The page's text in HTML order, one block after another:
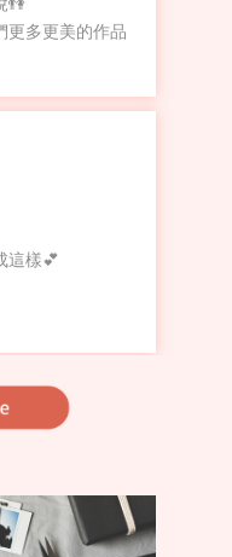
👫
更多更美的作品
這樣💕